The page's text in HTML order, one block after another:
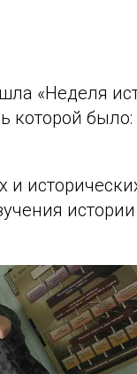
«Неделя
которой было: